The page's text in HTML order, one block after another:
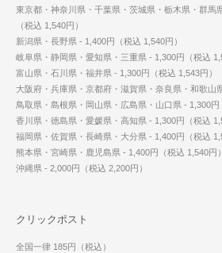
東京都・神奈川県・千葉県・茨城県・栃木県・群馬
（税込 1,540円）
新潟県・長野県 - 1,400円（税込 1,540円）
岐阜県・静岡県・愛知県・三重県 - 1,300円（税込
富山県・石川県・福井県 - 1,300円（税込 1,543円）
大阪府・兵庫県・京都府・滋賀県・奈良県・和歌山
鳥取県・島根県・岡山県・広島県・山口県 - 1,300円
香川県・徳島県・愛媛県・高知県 - 1,300円（税込
福岡県・佐賀県・長崎県・大分県 - 1,400円（税込
熊本県・宮崎県・鹿児島県 - 1,400円（税込 1,540円）
沖縄県 - 2,000円（税込 2,200円）
クリックポスト
全国一律 185円（税込）